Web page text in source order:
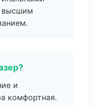
высшим
и
комфортная.